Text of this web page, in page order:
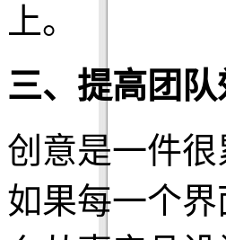
上。
三、提高团
创意是一件
如果每一个